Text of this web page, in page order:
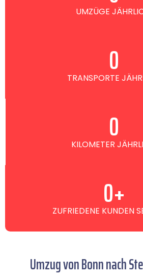
UMZÜGE
TRANSPORTE
0
KILOMETER
0
ZUFRIEDENE KUNDEN
0+
Umzug von Bonn nach